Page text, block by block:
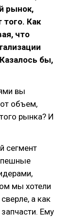
рынок,
того. Как
что
бы,
вы
объем,
рынка? И
сегмент
мы хотели
а как
Ему